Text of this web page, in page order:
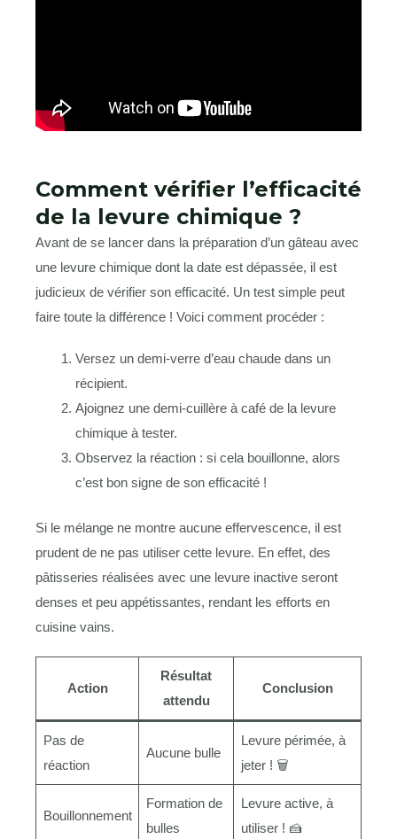
Comment vérifier l’efficacité
de la levure chimique ?
Avant de se lancer dans la préparation d’un gâteau avec
une levure chimique dont la date est dépassée, il est
judicieux de vérifier son efficacité. Un test simple peut
faire toute la différence ! Voici comment procéder :
Versez un demi-verre d’eau chaude dans un
récipient.
Ajoignez une demi-cuillère à café de la levure
chimique à tester.
Observez la réaction : si cela bouillonne, alors
c’est bon signe de son efficacité !
Si le mélange ne montre aucune effervescence, il est
prudent de ne pas utiliser cette levure. En effet, des
pâtisseries réalisées avec une levure inactive seront
denses et peu appétissantes, rendant les efforts en
cuisine vains.
Action
Résultat
attendu
Conclusion
Pas de
réaction
Aucune bulle
Levure périmée, à
jeter ! 🗑️
Bouillonnement
Formation de
bulles
Levure active, à
utiliser ! 🍰